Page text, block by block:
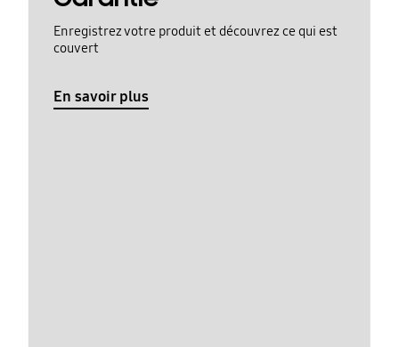
Enregistrez votre produit et découvrez ce qui est
couvert
En savoir plus